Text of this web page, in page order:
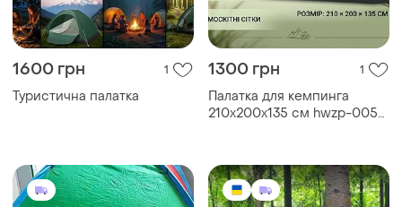
1600 грн 1
Туристична палатка
1300 грн 1
Палатка для кемпинга
210х200х135 см hwzp-005
сеткой зеленый